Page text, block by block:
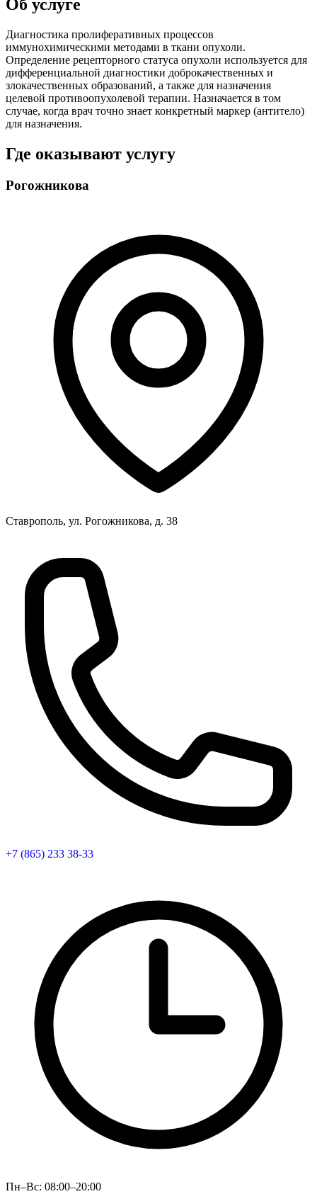
Об услуге
Диагностика пролиферативных процессов
иммунохимическими методами в ткани опухоли.
Определение рецепторного статуса опухоли используется для
дифференциальной диагностики доброкачественных и
злокачественных образований, а также для назначения
целевой противоопухолевой терапии. Назначается в том
случае, когда врач точно знает конкретный маркер (антитело)
для назначения.
Где оказывают услугу
Рогожникова
Ставрополь, ул. Рогожникова, д. 38
+7 (865) 233 38-33
Пн–Вс: 08:00–20:00